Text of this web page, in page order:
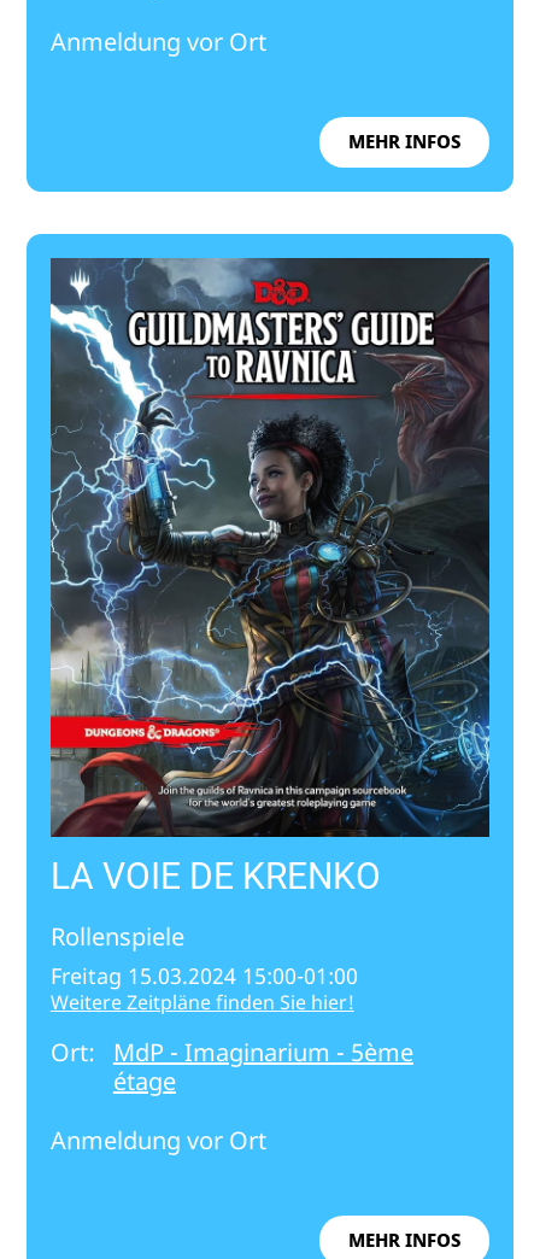
Anmeldung vor Ort
MEHR INFOS
LA VOIE DE KRENKO
Rollenspiele
Freitag 15.03.2024 15:00-01:00
Weitere Zeitpläne finden Sie hier!
Ort:
MdP - Imaginarium - 5ème
étage
Anmeldung vor Ort
MEHR INFOS